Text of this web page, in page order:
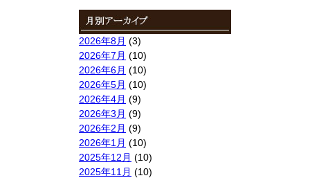
2026年8月 (3)
2026年7月 (10)
2026年6月 (10)
2026年5月 (10)
2026年4月 (9)
2026年3月 (9)
2026年2月 (9)
2026年1月 (10)
2025年12月 (10)
2025年11月 (10)